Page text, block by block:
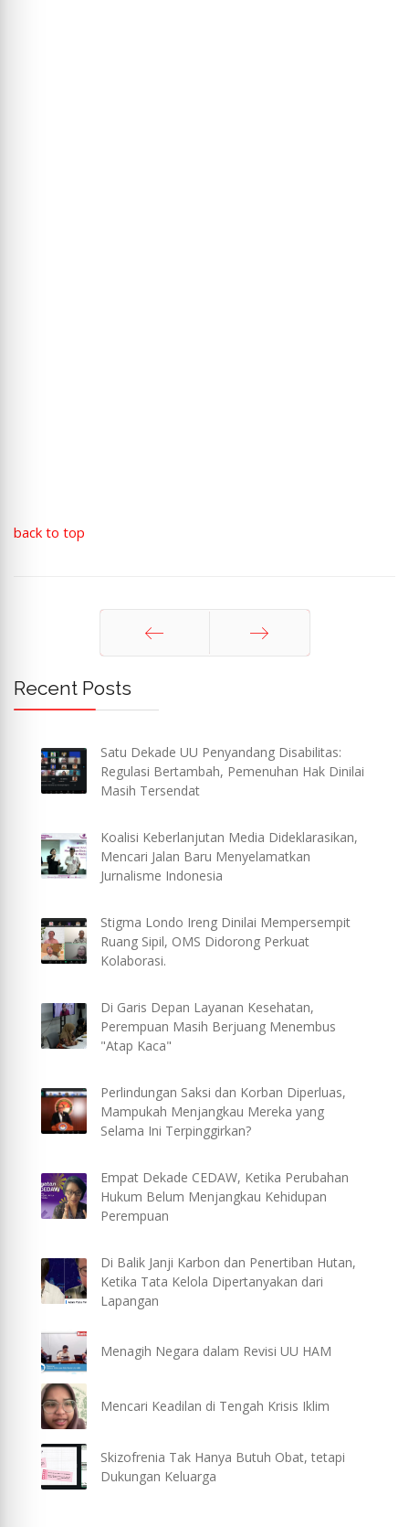
back to top
Recent Posts
Satu Dekade UU Penyandang Disabilitas:
Regulasi Bertambah, Pemenuhan Hak Dinilai
Masih Tersendat
Koalisi Keberlanjutan Media Dideklarasikan,
Mencari Jalan Baru Menyelamatkan
Jurnalisme Indonesia
Stigma Londo Ireng Dinilai Mempersempit
Ruang Sipil, OMS Didorong Perkuat
Kolaborasi.
Di Garis Depan Layanan Kesehatan,
Perempuan Masih Berjuang Menembus
"Atap Kaca"
Perlindungan Saksi dan Korban Diperluas,
Mampukah Menjangkau Mereka yang
Selama Ini Terpinggirkan?
Empat Dekade CEDAW, Ketika Perubahan
Hukum Belum Menjangkau Kehidupan
Perempuan
Di Balik Janji Karbon dan Penertiban Hutan,
Ketika Tata Kelola Dipertanyakan dari
Lapangan
Menagih Negara dalam Revisi UU HAM
Mencari Keadilan di Tengah Krisis Iklim
Skizofrenia Tak Hanya Butuh Obat, tetapi
Dukungan Keluarga